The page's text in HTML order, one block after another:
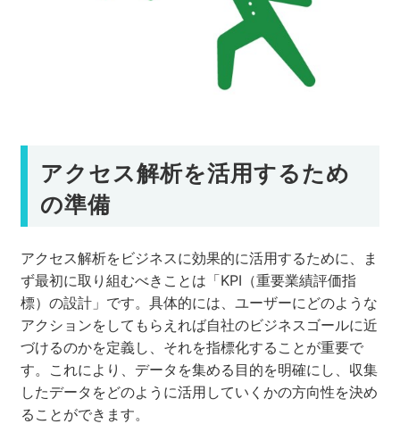
アクセス解析を活用するため
の準備
アクセス解析をビジネスに効果的に活用するために、ま
ず最初に取り組むべきことは「KPI（重要業績評価指
標）の設計」です。具体的には、ユーザーにどのような
アクションをしてもらえれば自社のビジネスゴールに近
づけるのかを定義し、それを指標化することが重要で
す。これにより、データを集める目的を明確にし、収集
したデータをどのように活用していくかの方向性を決め
ることができます。